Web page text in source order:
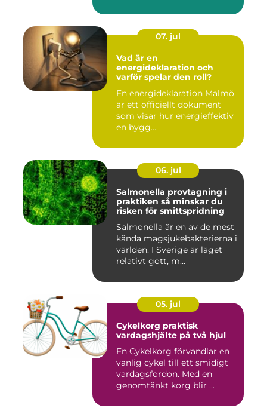
07. jul
Vad är en
energideklaration och
varför spelar den roll?
En energideklaration Malmö
är ett officiellt dokument
som visar hur energieffektiv
en bygg...
06. jul
Salmonella provtagning i
praktiken så minskar du
risken för smittspridning
Salmonella är en av de mest
kända magsjukebakterierna i
världen. I Sverige är läget
relativt gott, m...
05. jul
Cykelkorg praktisk
vardagshjälte på två hjul
En Cykelkorg förvandlar en
vanlig cykel till ett smidigt
vardagsfordon. Med en
genomtänkt korg blir ...